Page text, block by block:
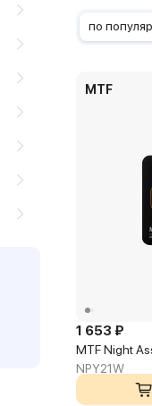
по
MTF
1 653 ₽
MTF Night
NPY21W